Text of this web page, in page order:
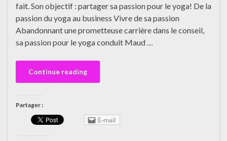
fait. Son objectif : partager sa passion pour le yoga! De la
passion du yoga au business Vivre de sa passion
Abandonnant une prometteuse carrière dans le conseil,
sa passion pour le yoga conduit Maud …
Continue reading
Partager :
E-mail